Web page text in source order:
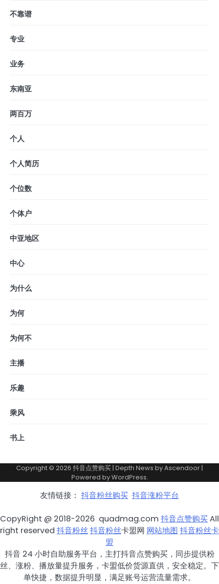
不靠谱
专业
业务
东南亚
两百万
个人
个人简历
个位数
个体户
中亚地区
中心
为什么
为何
为何不
主播
乐趣
乘风
书上
Copyright © 2026 抖音点赞购买| Depth News byAscendoor|
Powered byWordPress.
友情链接： 抖音粉丝购买 抖音涨粉平台
CopyRight @ 2018-2026 quadmag.com 抖音点赞购买All
right reserved 抖音粉丝抖音粉丝卡盟网 网站地图 抖音粉丝卡
盟
抖音 24 小时自助服务平台，主打抖音点赞购买，同步提供粉
丝、涨粉、播放量提升服务，卡盟低价货源直供，安全稳定。下
单快捷，数据提升明显，满足账号运营流量需求。